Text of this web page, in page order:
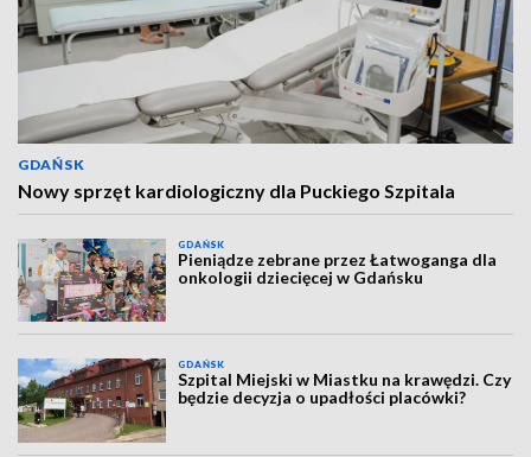
GDAŃSK
Nowy sprzęt kardiologiczny dla Puckiego Szpitala
GDAŃSK
Pieniądze zebrane przez Łatwoganga dla
onkologii dziecięcej w Gdańsku
GDAŃSK
Szpital Miejski w Miastku na krawędzi. Czy
będzie decyzja o upadłości placówki?